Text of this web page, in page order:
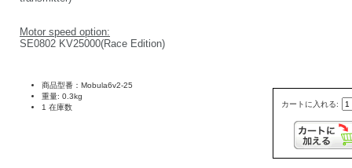
Motor speed option:
SE0802 KV25000(Race Edition)
カートに入れる:
商品型番：Mobula6v2-25
重量: 0.3kg
1 在庫数